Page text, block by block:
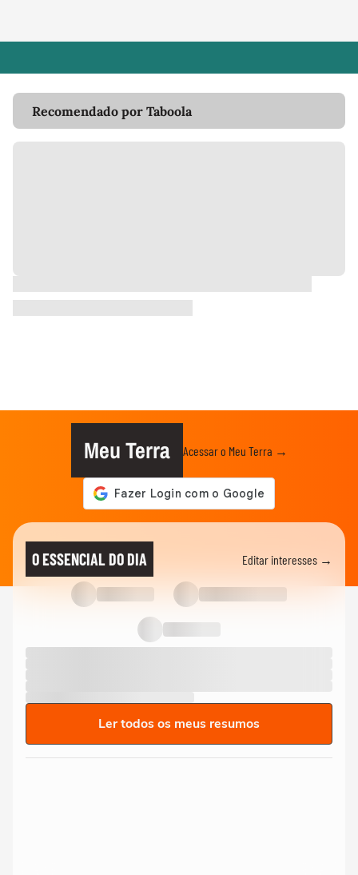
Recomendado por Taboola
Meu Terra Acessar o Meu Terra →
O ESSENCIAL DO DIA Editar interesses →
Ler todos os meus resumos